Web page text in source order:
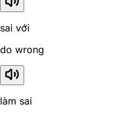
sai với
do wrong
làm sai